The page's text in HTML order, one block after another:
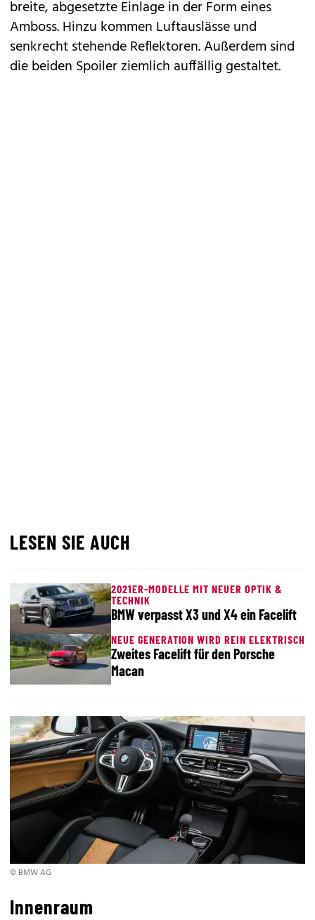
breite, abgesetzte Einlage in der Form eines
Amboss. Hinzu kommen Luftauslässe und
senkrecht stehende Reflektoren. Außerdem sind
die beiden Spoiler ziemlich auffällig gestaltet.
LESEN SIE AUCH
2021ER-MODELLE MIT NEUER OPTIK &
TECHNIK
BMW verpasst X3 und X4 ein Facelift
NEUE GENERATION WIRD REIN ELEKTRISCH
Zweites Facelift für den Porsche
Macan
© BMW AG
Innenraum